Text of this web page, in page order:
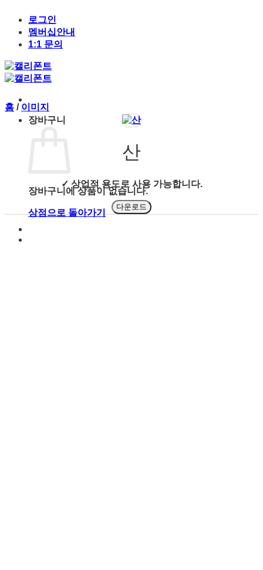
content
로그인
멤버십안내
1:1 문의
장바구니
장바구니에 상품이 없습니다.
상점으로 돌아가기
홈 / 이미지
산
✓ 상업적 용도로 사용 가능합니다.
다운로드